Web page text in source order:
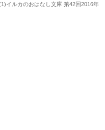
イルカのおはなし文庫 第42回2016年